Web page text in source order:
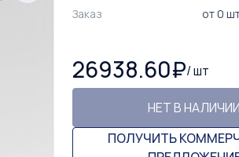
Заказ от0
26938.60₽/шт
НЕТ В НАЛИЧИИ
ПОЛУЧИТЬ